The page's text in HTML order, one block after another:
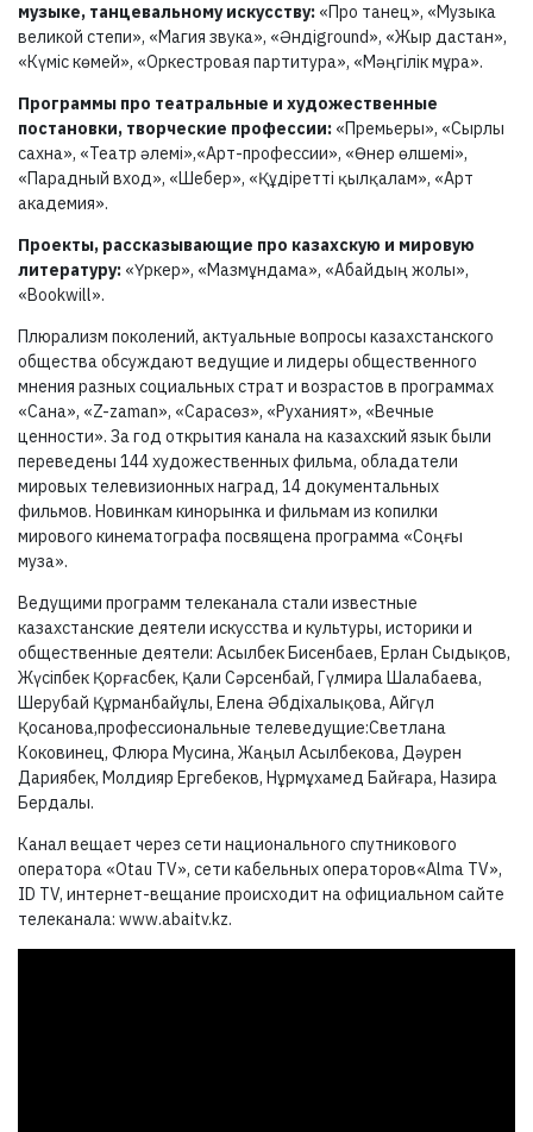
музыке, танцевальному искусству: «Про танец», «Музыка
великой степи», «Магия звука», «Әндіground», «Жыр дастан»,
«Күміс көмей», «Оркестровая партитура», «Мәңгілік мұра».
Программы про театральные и художественные
постановки, творческие профессии: «Премьеры», «Сырлы
сахна», «Театр әлемі»,«Арт-профессии», «Өнер өлшемі»,
«Парадный вход», «Шебер», «Құдіретті қылқалам», «Арт
академия».
Проекты, рассказывающие про казахскую и мировую
литературу: «Үркер», «Мазмұндама», «Абайдың жолы»,
«Bookwill».
Плюрализм поколений, актуальные вопросы казахстанского
общества обсуждают ведущие и лидеры общественного
мнения разных социальных страт и возрастов в программах
«Сана», «Z-zaman», «Сарасөз», «Руханият», «Вечные
ценности». За год открытия канала на казахский язык были
переведены 144 художественных фильма, обладатели
мировых телевизионных наград, 14 документальных
фильмов. Новинкам кинорынка и фильмам из копилки
мирового кинематографа посвящена программа «Соңғы
муза».
Ведущими программ телеканала стали известные
казахстанские деятели искусства и культуры, историки и
общественные деятели: Асылбек Бисенбаев, Ерлан Сыдықов,
Жүсіпбек Қорғасбек, Қали Сәрсенбай, Гүлмира Шалабаева,
Шерубай Құрманбайұлы, Елена Әбдіхалықова, Айгүл
Қосанова,профессиональные телеведущие:Светлана
Коковинец, Флюра Мусина, Жаңыл Асылбекова, Дәурен
Дариябек, Молдияр Ергебеков, Нұрмұхамед Байғара, Назира
Бердалы.
Канал вещает через сети национального спутникового
оператора «Otau TV», сети кабельных операторов«Alma TV»,
ID TV, интернет-вещание происходит на официальном сайте
телеканала: www.abaitv.kz.